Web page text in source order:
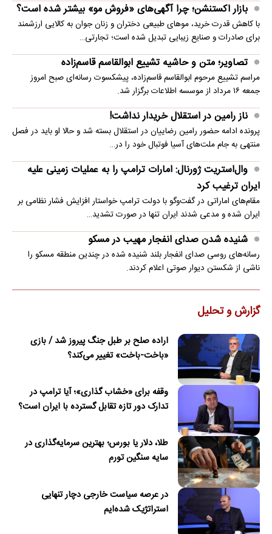
بازار اکستنشن؛ چرا آگهی‌های «فروش مو» بیشتر شده است؟
با کاهش قدرت خرید، موهای طبیعی دختران و زنان جوان به کالایی ارزشمند
برای صادرات و صنایع زیبایی تبدیل شده است؛ تجارتی…
تصاویر؛ متن و حاشیه تشییع ابوالقاسم قاسم‌زاده
مراسم تشییع مرحوم ابوالقاسم قاسم‌زاده، پیشکسوت رسانه‌ای صبح امروز
جمعه ۱۶ مرداد از موسسه اطلاعات برگزار شد.
ناز رامین در استقلال خریدار نداشت!
پرونده ادامه حضور رامین رضاییان در استقلال بسته شد و حالا او باید در فصل
منتهی به جام ملت‌های آسیا فوتبال خود را در…
وال‌استریت ژورنال: امارات ترامپ را به عملیات زمینی علیه
ایران ترغیب کرد
مقام‌های اماراتی در گفت‌وگو با دولت ترامپ خواستار افزایش فشار نظامی بر
ایران شده و مدعی شدند ایران تنها در صورت تشدید…
شنیده شدن صدای انفجار مهیب در مسکو
رسانه‌های روسی صدای انفجار بلند شنیده شده در چندین منطقه مسکو را
ناشی از شکستن دیوار صوتی اعلام کردند.
گزارش و تحلیل
اراده صلح بر طبل جنگ پیروز شد / بازی
«باخت-باخت» تغییر می‌کند؟
وقفه برای «خشاب گذاری»؛ آیا ترامپ در
تدارک دور تازه تقابل گسترده با ایران است؟
طلا، دلار یا بورس؛ بهترین سرمایه‌گذاری در
سایه سنگین تورم
در عرصه سیاست خارجی دچار تنهایی
استراتژیک شده‌ایم